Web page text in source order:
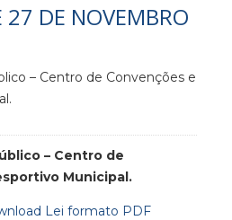
27 DE NOVEMBRO
– Centro de Convenções e
– Centro de
Municipal.
Lei formato PDF